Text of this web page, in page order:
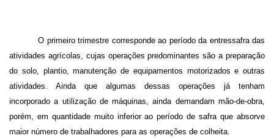
O primeiro trimestre corresponde ao período da entressafra das
atividades agrícolas, cujas operações predominantes são a preparação
do solo, plantio, manutenção de equipamentos motorizados e outras
atividades. Ainda que algumas dessas operações já tenham
incorporado a utilização de máquinas, ainda demandam mão-de-obra,
porém, em quantidade muito inferior ao período de safra que absorve
maior número de trabalhadores para as operações de colheita.